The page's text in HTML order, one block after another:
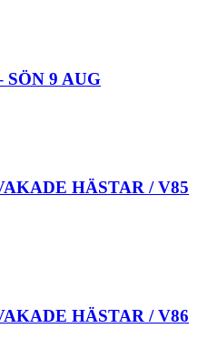
SÖN 9 AUG
HÄSTAR / V85
HÄSTAR / V86